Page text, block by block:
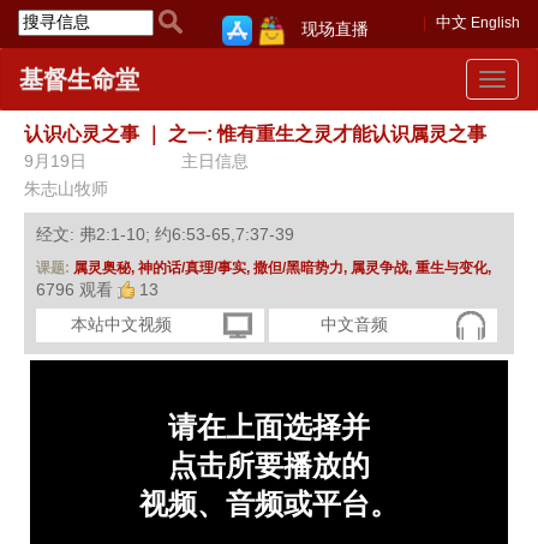
中文 English
现场直播
Toggle
基督生命堂
认识心灵之事 之一: 惟有重生之灵才能认识属灵之事
9月19日
主日信息
朱志山牧师
经文: 弗2:1-10; 约6:53-65,7:37-39
课题: 属灵奥秘, 神的话/真理/事实, 撒但/黑暗势力, 属灵争战, 重生与变化,
6796 观看
13
本站中文视频
中文音频